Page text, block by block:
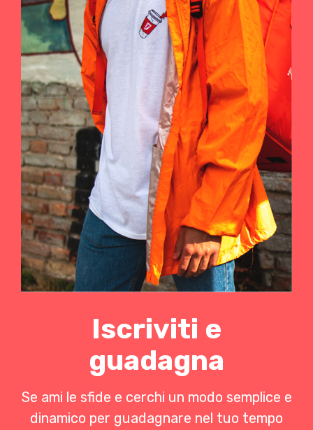
Iscriviti e
guadagna
Se ami le sfide e cerchi un modo semplice e
dinamico per guadagnare nel tuo tempo